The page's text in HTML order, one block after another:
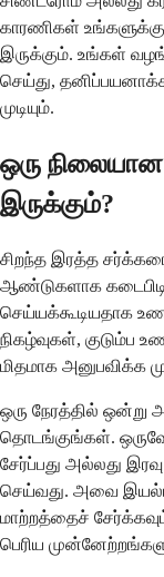
காரணிகள்
இருக்கும். உங்கள்
செய்து,
முடியும்.
ஒரு
இருக்கும்?
சிறந்த இரத்த
ஆண்டுகளாக
செய்யக்கூடியதாக
நிகழ்வுகள், குடும்ப
மிதமாக அனுபவிக்க
ஒரு நேரத்தில் ஒன்று
தொடங்குங்கள்.
சேர்ப்பது அல்லது இரவு
செய்வது. அவை
மாற்றத்தைச்
பெரிய